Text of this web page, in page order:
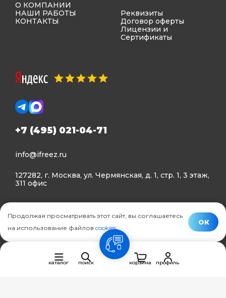
О КОМПАНИИ
НАШИ РАБОТЫ
КОНТАКТЫ
Реквизиты
Договор оферты
Лицензии и
Сертификаты
+7 (495) 021-04-71
info@ifreez.ru
127282, г. Москва, ул. Чермянская, д. 1, стр. 1, 3 этаж,
311 офис
Политика конфиденциальности
© Ifreez - продажа и установка климатической техники,
каталог поиск
связь
корзина
профиль
Продолжая просматривать этот сайт, вы соглашаетесь
на использование файлов cookies.
ОК